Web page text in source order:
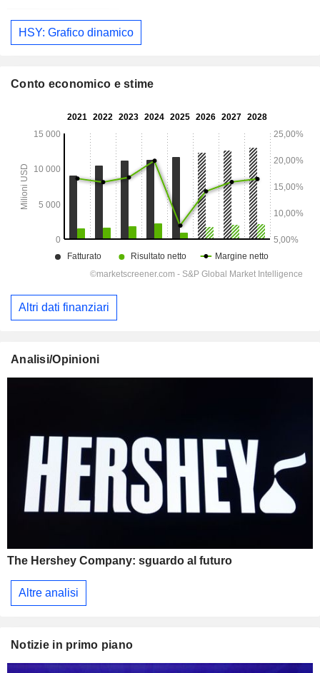
HSY: Grafico dinamico
Conto economico e stime
Altri dati finanziari
Analisi/Opinioni
The Hershey Company: sguardo al futuro
Altre analisi
Notizie in primo piano